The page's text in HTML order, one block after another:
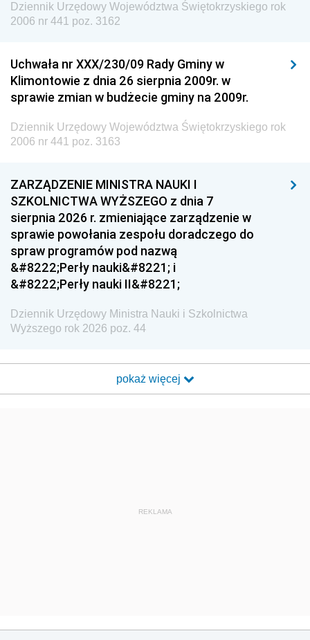
Dziennik Urzędowy Województwa Świętokrzyskiego rok
2006 nr 441 poz. 3162
Uchwała nr XXX/230/09 Rady Gminy w
Klimontowie z dnia 26 sierpnia 2009r. w
sprawie zmian w budżecie gminy na 2009r.
Dziennik Urzędowy Województwa Świętokrzyskiego rok
2006 nr 441 poz. 3163
ZARZĄDZENIE MINISTRA NAUKI I
SZKOLNICTWA WYŻSZEGO z dnia 7
sierpnia 2026 r. zmieniające zarządzenie w
sprawie powołania zespołu doradczego do
spraw programów pod nazwą
&#8222;Perły nauki&#8221; i
&#8222;Perły nauki II&#8221;
Dziennik Urzędowy Ministra Nauki i Szkolnictwa
Wyższego rok 2026 poz. 44
pokaż więcej
REKLAMA